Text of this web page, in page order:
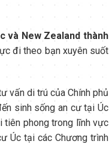
và New Zealand thành
đi theo bạn xuyên suốt
vấn di trú của Chính phủ
sinh sống an cư tại Úc
tiên phong trong lĩnh vực
Úc tại các Chương trình